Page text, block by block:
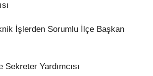
İşlerden Sorumlu İlçe Başkan
Yardımcısı